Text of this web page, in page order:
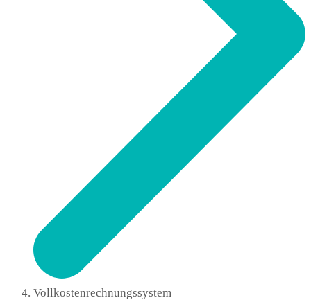
Vollkostenrechnungssystem